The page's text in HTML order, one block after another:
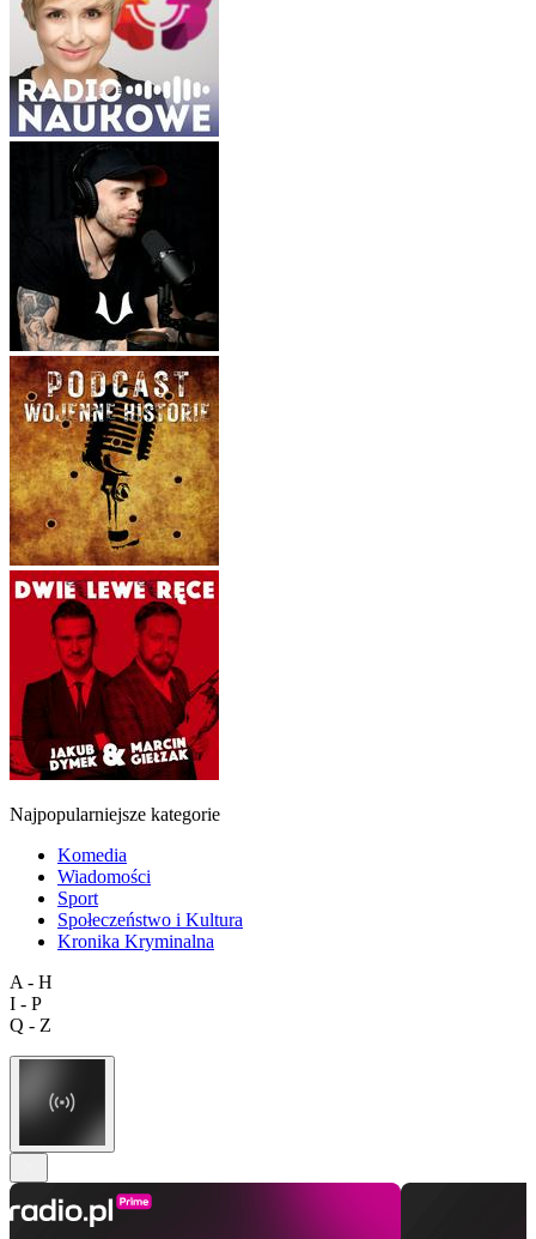
Najpopularniejsze kategorie
Komedia
Wiadomości
Sport
Społeczeństwo i Kultura
Kronika Kryminalna
A - H
I - P
Q - Z